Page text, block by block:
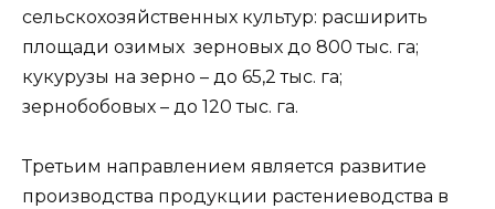
сельскохозяйственных культур: расширить
площади озимых зерновых до 800 тыс. га;
кукурузы на зерно – до 65,2 тыс. га;
зернобобовых – до 120 тыс. га.
Третьим направлением является развитие
производства продукции растениеводства в